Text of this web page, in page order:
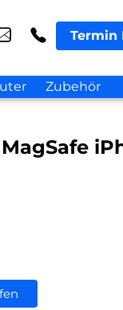
Termin
Zubehör